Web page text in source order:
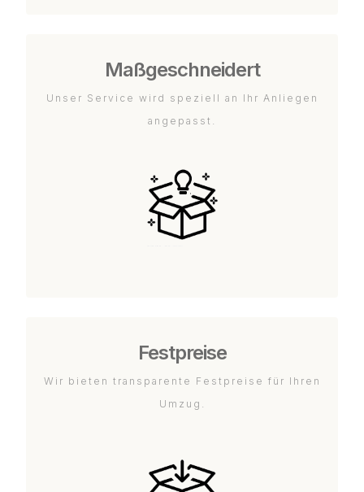
Maßgeschneidert
Unser Service wird speziell an Ihr Anliegen
angepasst.
Festpreise
Wir bieten transparente Festpreise für Ihren
Umzug.